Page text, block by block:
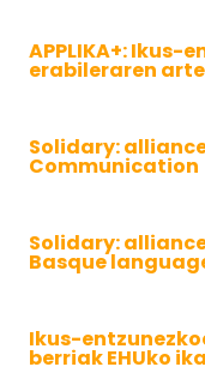
APPLIKA+: Ikus-
erabileraren
Solidary:
Communication
Solidary:
Basque
Ikus-
berriak EHUko